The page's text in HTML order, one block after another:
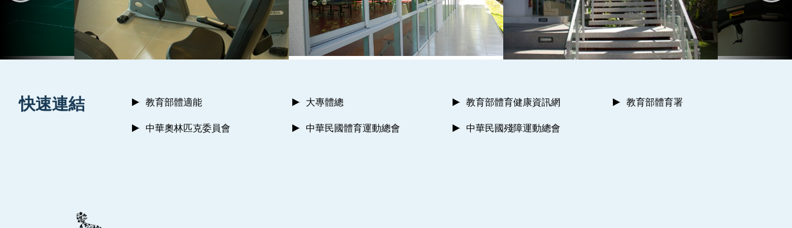
快速連結 教育部體適能 大專體總 教育部體育健康資訊網
教育部體育署
中華奧林匹克委員會
中華民國體育運動總會 中華民國殘障運動總會